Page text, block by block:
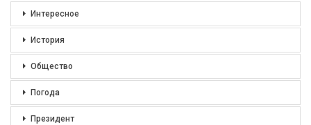
Интересное
История
Общество
Погода
Президент